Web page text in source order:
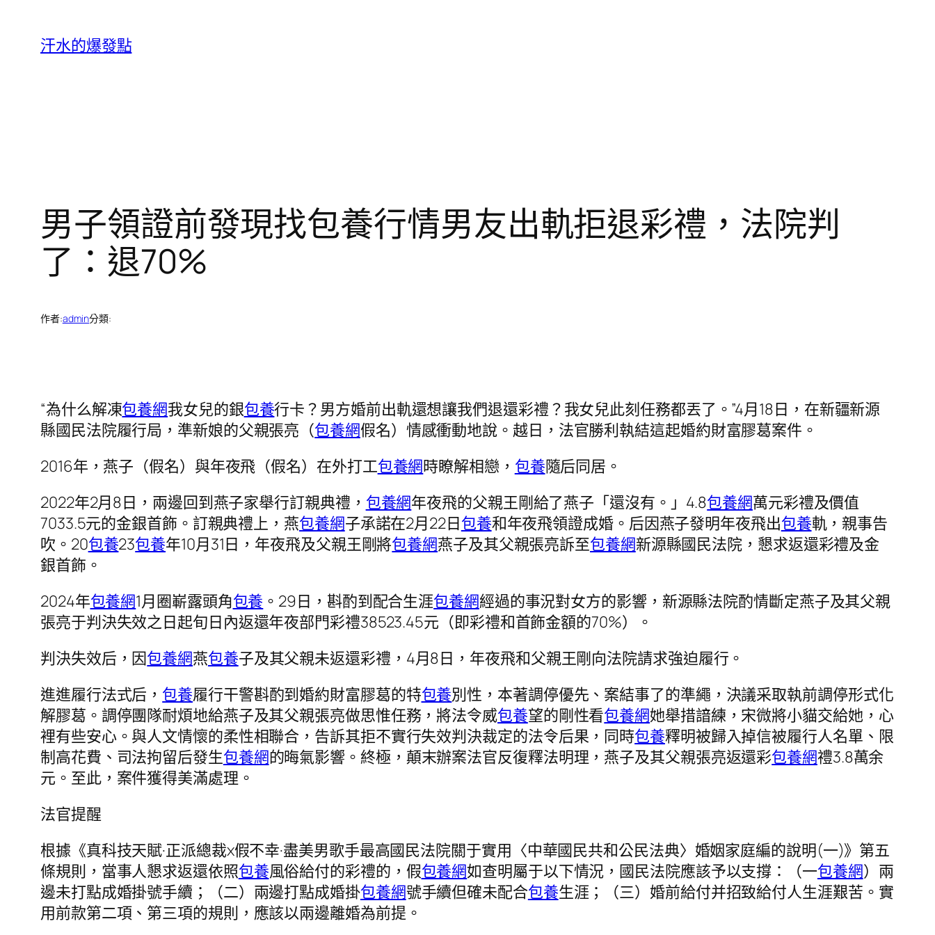
汗水的爆發點
男子領證前發現找包養行情男友出軌拒退彩禮，法院判
了：退70%
作者:admin分類:
“為什么解凍包養網我女兒的銀包養行卡？男方婚前出軌還想讓我們退還彩禮？我女兒此刻任務都丟了。”4月18日，在新疆新源
縣國民法院履行局，準新娘的父親張亮（包養網假名）情感衝動地說。越日，法官勝利執結這起婚約財富膠葛案件。
2016年，燕子（假名）與年夜飛（假名）在外打工包養網時瞭解相戀， 包養隨后同居。
2022年2月8日，兩邊回到燕子家舉行訂親典禮， 包養網年夜飛的父親王剛給了燕子「還沒有。」4.8包養網萬元彩禮及價值
7033.5元的金銀首飾。訂親典禮上，燕包養網子承諾在2月22日包養和年夜飛領證成婚。后因燕子發明年夜飛出包養軌，親事告
吹。20包養23包養年10月31日，年夜飛及父親王剛將包養網燕子及其父親張亮訴至包養網新源縣國民法院，懇求返還彩禮及金
銀首飾。
2024年包養網1月圈嶄露頭角包養 。29日，斟酌到配合生涯包養網經過的事況對女方的影響，新源縣法院酌情斷定燕子及其父親
張亮于判決失效之日起旬日內返還年夜部門彩禮38523.45元（即彩禮和首飾金額的70%）。
判決失效后，因包養網燕包養子及其父親未返還彩禮，4月8日，年夜飛和父親王剛向法院請求強迫履行。
進進履行法式后， 包養履行干警斟酌到婚約財富膠葛的特包養別性，本著調停優先、案結事了的準繩，決議采取執前調停形式化
解膠葛。調停團隊耐煩地給燕子及其父親張亮做思惟任務，將法令威包養望的剛性看包養網她舉措諳練，宋微將小貓交給她，心
裡有些安心。與人文情懷的柔性相聯合，告訴其拒不實行失效判決裁定的法令后果，同時包養釋明被歸入掉信被履行人名單、限
制高花費、司法拘留后發生包養網的晦氣影響。終極，顛末辦案法官反復釋法明理，燕子及其父親張亮返還彩包養網禮3.8萬余
元。至此，案件獲得美滿處理。
法官提醒
根據《真科技天賦·正派總裁x假不幸·盡美男歌手最高國民法院關于實用〈中華國民共和公民法典〉婚姻家庭編的說明(一)》第五
條規則，當事人懇求返還依照包養風俗給付的彩禮的，假包養網如查明屬于以下情況，國民法院應該予以支撐：（一包養網）兩
邊未打點成婚掛號手續；（二）兩邊打點成婚掛包養網號手續但確未配合包養生涯；（三）婚前給付并招致給付人生涯艱苦。實
用前款第二項、第三項的規則，應該以兩邊離婚為前提。